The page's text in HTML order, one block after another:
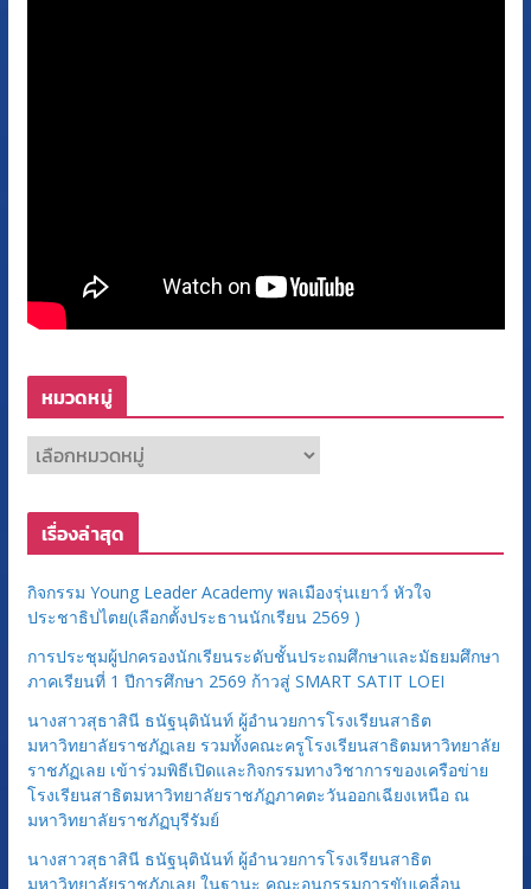
หมวดหมู่
ม
ว
มู่
เรื่องล่าสุด
กิจกรรม Young Leader Academy พลเมืองรุ่นเยาว์ หัวใจ
ประชาธิปไตย(เลือกตั้งประธานนักเรียน 2569 )
การประชุมผู้ปกครองนักเรียนระดับชั้นประถมศึกษาและมัธยมศึกษา
ภาคเรียนที่ 1 ปีการศึกษา 2569 ก้าวสู่ SMART SATIT LOEI
นางสาวสุธาสินี ธนัฐนุตินันท์ ผู้อำนวยการโรงเรียนสาธิต
มหาวิทยาลัยราชภัฏเลย รวมทั้งคณะครูโรงเรียนสาธิตมหาวิทยาลัย
ราชภัฏเลย เข้าร่วมพิธีเปิดและกิจกรรมทางวิชาการของเครือข่าย
โรงเรียนสาธิตมหาวิทยาลัยราชภัฏภาคตะวันออกเฉียงเหนือ ณ
มหาวิทยาลัยราชภัฏบุรีรัมย์
นางสาวสุธาสินี ธนัฐนุตินันท์ ผู้อำนวยการโรงเรียนสาธิต
มหาวิทยาลัยราชภัฏเลย ในฐานะ คณะอนุกรรมการขับเคลื่อน